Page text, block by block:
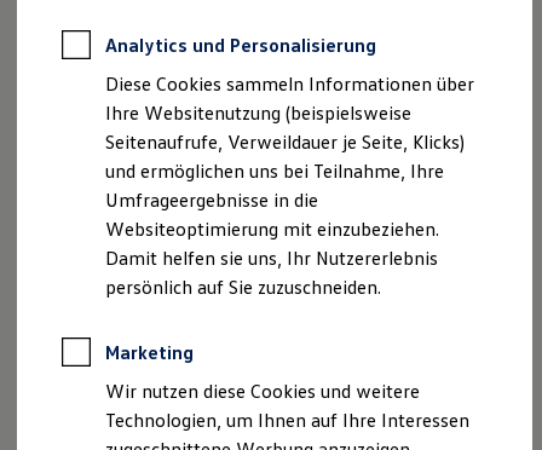
Autokredit mit Schlussrate
Versicherungen und Garantien
Kfz-Versicherung
Restschuldversicherungen
Garantien
Wartungsverträge
Geschäftskunden
Professional Class bei Volkswagen
Großkunden
Behörden
Direktkunden
Sonderfahrzeuge
Elektromobilität
Elektroautos
Elektrofahrzeugkonzepte
ID. EVERY1
Reichweite
Bewegung mit dem Fuß unter dem Fahrzeugheck und schon
öffnet oder schließt Ihr ID.5 GTX seine elektrische
Heckklappe automatisch – dank der optionalen
& Close“ Funktion.
Nutzungsbedingungen
Datenschutzerklärungen
Cookie-Richtlinie
Angaben zum Digital Services Act (DSA)
Analytics und Personalisierung
Diese Cookies sammeln Informationen über
Ihre Websitenutzung (beispielsweise
Seitenaufrufe, Verweildauer je Seite, Klicks)
und ermöglichen uns bei Teilnahme, Ihre
Umfrageergebnisse in die
Websiteoptimierung mit einzubeziehen.
Damit helfen sie uns, Ihr Nutzererlebnis
persönlich auf Sie zuzuschneiden.
Marketing
Wir nutzen diese Cookies und weitere
Technologien, um Ihnen auf Ihre Interessen